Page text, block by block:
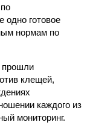
одно готовое
нормам по
прошли
клещей,
каждого из
мониторинг.